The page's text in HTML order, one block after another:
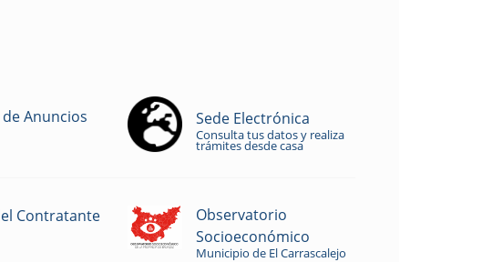
Anuncios Sede Electrónica
Consulta tus datos y realiza
trámites desde casa
Contratante
Observatorio
Socioeconómico
Municipio de El Carrascalejo